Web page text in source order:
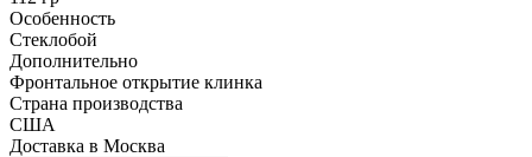
Особенность
Стеклобой
Дополнительно
Фронтальное открытие клинка
Страна производства
США
Доставка в Москва